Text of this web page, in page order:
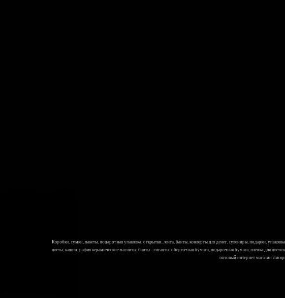
Коробки, сумки, пакеты, подарочная упаковка, открытки, лента, банты, конверты для денег, сувениры, подарки,
цветы, кашпо, рафия керамические магниты, банты - гиганты, обёрточная бумага, подарочная бумага, плёнка для
оптовый интернет магазин